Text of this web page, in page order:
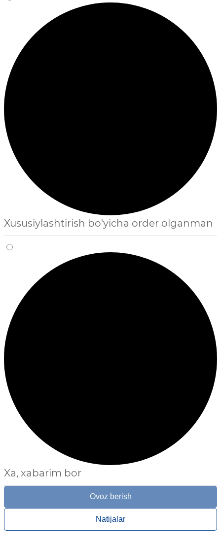
Xususiylashtirish bo'yicha order olganman
Xa, xabarim bor
Ovoz berish
Natijalar